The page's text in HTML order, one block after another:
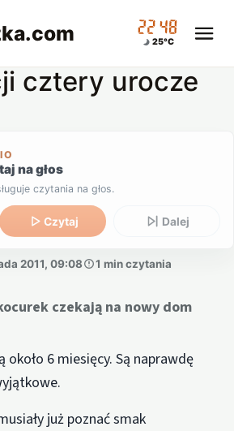
.com 22:48
25°C
cztery urocze
na głos
czytania na głos.
Czytaj Dalej
2011, 09:08 1 min czytania
czekają na nowy dom
6 miesięcy. Są naprawdę
już poznać smak